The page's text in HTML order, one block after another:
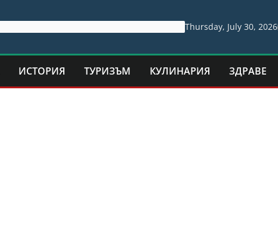
Thursday, July 30, 2026
ИСТОРИЯ ТУРИЗЪМ КУЛИНАРИЯ ЗДРАВЕ